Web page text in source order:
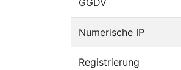
Numerische IP
Registrierung